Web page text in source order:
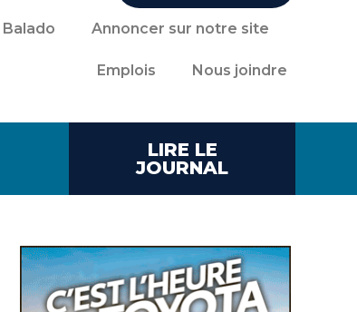
Balado Annoncer sur notre site
Emplois Nous joindre
LIRE LE
JOURNAL